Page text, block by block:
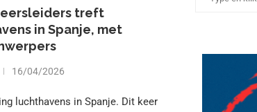
treft
in Spanje, met
16/04/2026
luchthavens in Spanje. Dit keer